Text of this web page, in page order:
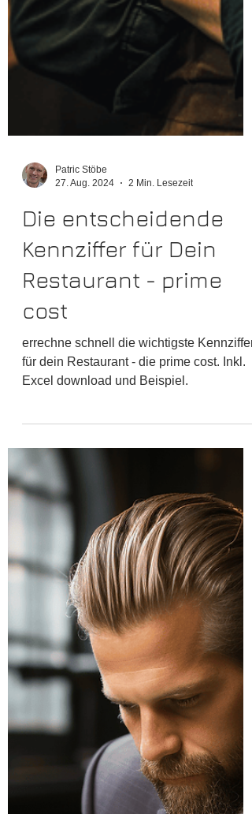
Die entscheidende
Kennziffer für Dein
Restaurant - prime
cost
errechne schnell die wichtigste Kennziffer
für dein Restaurant - die prime cost. Inkl.